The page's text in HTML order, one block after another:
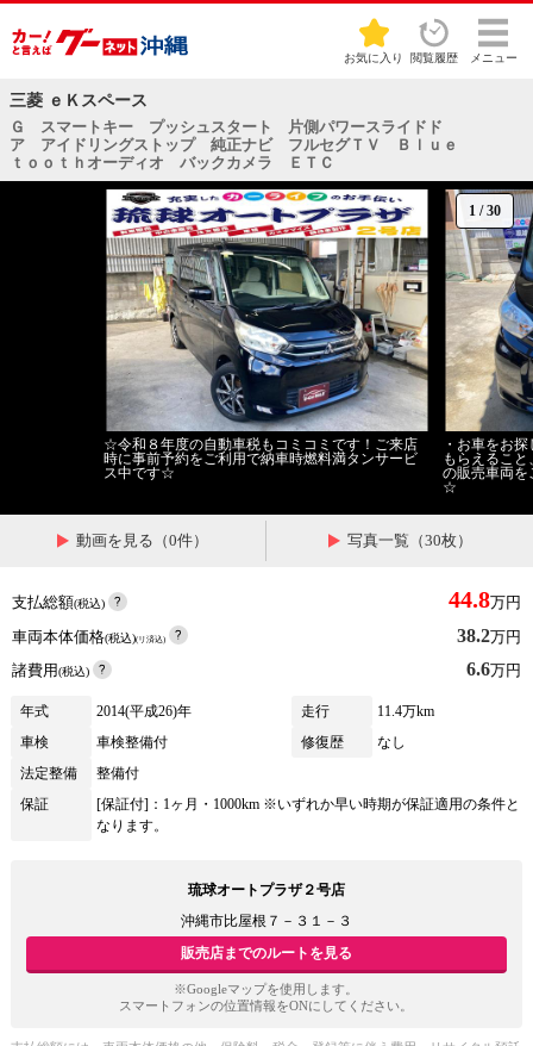
お気に入り 閲覧履歴 メニュー
三菱 ｅＫスペース
Ｇ スマートキー プッシュスタート 片側パワースライドド
ア アイドリングストップ 純正ナビ フルセグＴＶ Ｂｌｕｅ
ｔｏｏｔｈオーディオ バックカメラ ＥＴＣ
1 /30
☆令和８年度の自動車税もコミコミです！ご来店
時に事前予約をご利用で納車時燃料満タンサービ
ス中です☆
・お車をお
もらえるこ
の販売車両を
☆
動画を見る（0件） 写真一覧（30枚）
支払総額(税込) 44.8万円
車両本体価格(税込)(リ済込) 38.2万円
諸費用(税込) 6.6万円
年式 2014(平成26)年 走行
11.4万km
車検
車検整備付 修復歴
なし
法定整備
整備付
保証
[保証付]：1ヶ月・1000km ※いずれか早い時期が保証適用の条件と
なります。
琉球オートプラザ２号店
沖縄市比屋根７－３１－３
販売店までのルートを見る
※Googleマップを使用します。
スマートフォンの位置情報をONにしてください。